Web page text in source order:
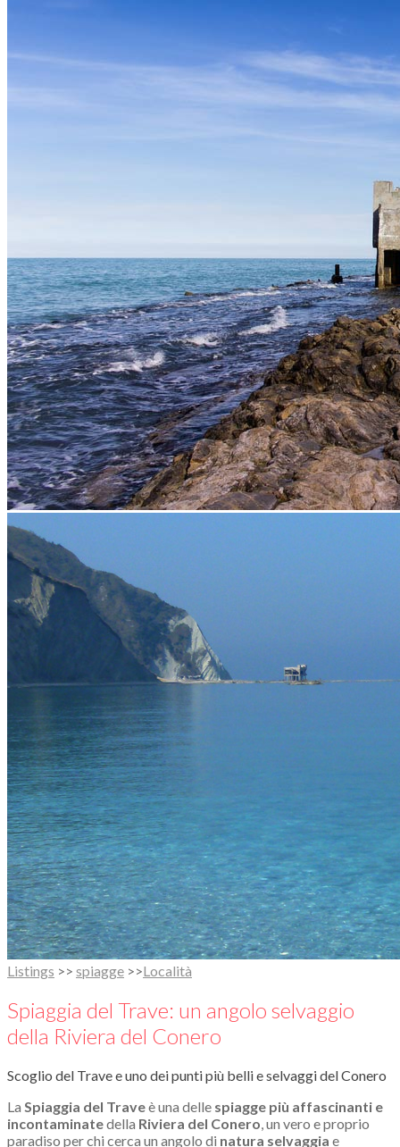
Listings >> spiagge >>Località
Spiaggia del Trave: un angolo selvaggio
della Riviera del Conero
Scoglio del Trave e uno dei punti più belli e selvaggi del Conero
La Spiaggia del Traveè una delle spiagge più affascinanti e
incontaminatedella Riviera del Conero, un vero e proprio
paradiso per chi cerca un angolo di natura selvaggia e